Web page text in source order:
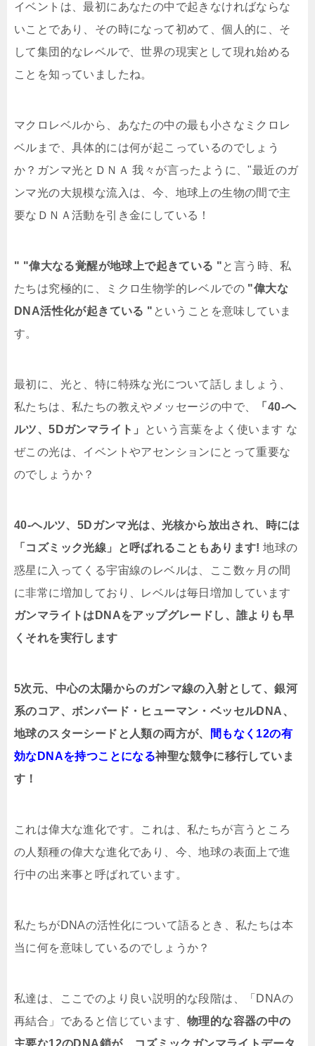
イベントは、最初にあなたの中で起きなければならな
いことであり、その時になって初めて、個人的に、そ
して集団的なレベルで、世界の現実として現れ始める
ことを知っていましたね。
マクロレベルから、あなたの中の最も小さなミクロレ
ベルまで、具体的には何が起こっているのでしょう
か？ガンマ光とＤＮＡ 我々が言ったように、"最近のガ
ンマ光の大規模な流入は、今、地球上の生物の間で主
要なＤＮＡ活動を引き金にしている！
" "偉大なる覚醒が地球上で起きている "と言う時、私
たちは究極的に、ミクロ生物学的レベルでの "偉大な
DNA活性化が起きている " ということを意味していま
す。
最初に、光と、特に特殊な光について話しましょう、
私たちは、私たちの教えやメッセージの中で、
「40-ヘ
ルツ、5Dガンマライト」
という言葉をよく使います な
ぜこの光は、イベントやアセンションにとって重要な
のでしょうか？
40-ヘルツ、5Dガンマ光は、光核から放出され、時には
「コズミック光線」と呼ばれることもあります!地球の
惑星に入ってくる宇宙線のレベルは、ここ数ヶ月の間
に非常に増加しており、レベルは毎日増加しています
ガンマライトはDNAをアップグレードし、誰よりも早
くそれを実行します
5次元、中心の太陽からのガンマ線の入射として、銀河
系のコア、ボンバード・ヒューマン・ベッセルDNA、
地球のスターシードと人類の両方が、
間もなく12の有
効なDNAを持つことになる神聖な競争に移行していま
す！
これは偉大な進化です。これは、私たちが言うところ
の人類種の偉大な進化であり、今、地球の表面上で進
行中の出来事と呼ばれています。
私たちがDNAの活性化について語るとき、私たちは本
当に何を意味しているのでしょうか？
私達は、ここでのより良い説明的な段階は、「DNAの
再結合」であると信じています、 物理的な容器の中の
主要な12のDNA鎖が、コズミックガンマライトデータ